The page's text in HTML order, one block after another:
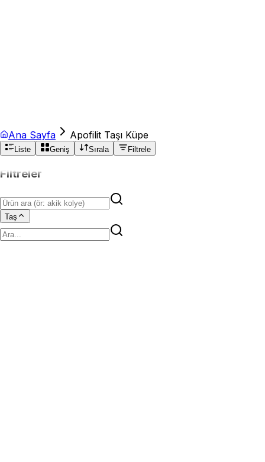
Ana Sayfa Apofilit Taşı Küpe
Liste Geniş Sırala Filtrele
Filtreler
Taş